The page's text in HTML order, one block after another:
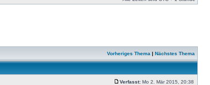
Vorheriges Thema | Nächstes Thema
Verfasst: Mo 2. Mär 2015, 20:38